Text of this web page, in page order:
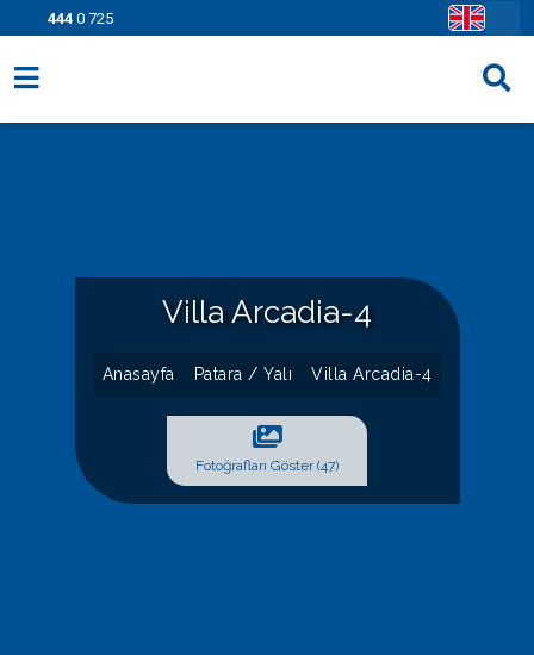
444 0 725
Villa Arcadia-4
Anasayfa Patara / Yalı Villa Arcadia-4
Fotoğrafları Göster (47)